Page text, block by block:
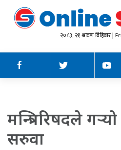
२०८३, २१ श्रावण बिहिबार |
मन्त्रिपरिषदले
सरुवा